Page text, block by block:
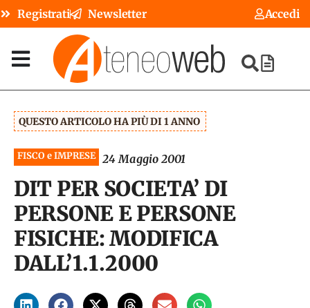
Registrati Newsletter Accedi
QUESTO ARTICOLO HA PIÙ DI 1 ANNO
FISCO e IMPRESE 24 Maggio 2001
DIT PER SOCIETA’ DI
PERSONE E PERSONE
FISICHE: MODIFICA
DALL’1.1.2000